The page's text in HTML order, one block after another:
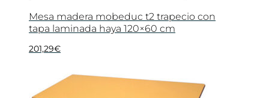
Mesa madera mobeduc t2 trapecio con
tapa laminada haya 120×60 cm
201,29€